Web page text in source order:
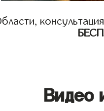
Видео